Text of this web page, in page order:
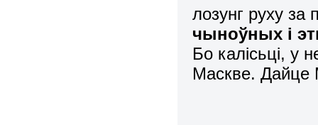
лозунг руху
чыноўных і
Бо калісьці, у
Маскве. Дайце